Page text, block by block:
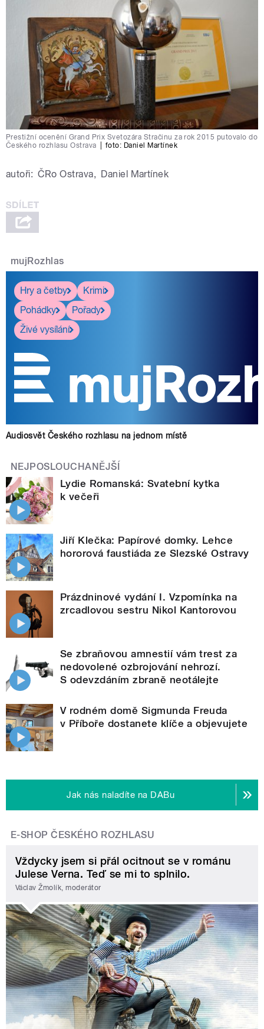
Prestižní ocenění Grand Prix Svetozára Stračinu za rok 2015 putovalo do
Českého rozhlasu Ostrava
foto: Daniel Martínek
autoři: ČRo Ostrava, Daniel Martínek
mujRozhlas
Hry a četby
Krimi
Pohádky
Pořady
Živé vysílání
Audiosvět Českého rozhlasu na jednom místě
NEJPOSLOUCHANĚJŠÍ
Lydie Romanská: Svatební kytka
k večeři
Jiří Klečka: Papírové domky. Lehce
hororová faustiáda ze Slezské Ostravy
Prázdninové vydání I. Vzpomínka na
zrcadlovou sestru Nikol Kantorovou
Se zbraňovou amnestií vám trest za
nedovolené ozbrojování nehrozí.
S odevzdáním zbraně neotálejte
V rodném domě Sigmunda Freuda
v Příboře dostanete klíče a objevujete
Jak nás naladíte na DABu
E-SHOP ČESKÉHO ROZHLASU
Vždycky jsem si přál ocitnout se v románu
Julese Verna. Teď se mi to splnilo.
Václav Žmolík, moderátor